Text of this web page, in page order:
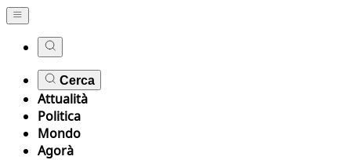
Cerca
Attualità
Politica
Mondo
Agorà